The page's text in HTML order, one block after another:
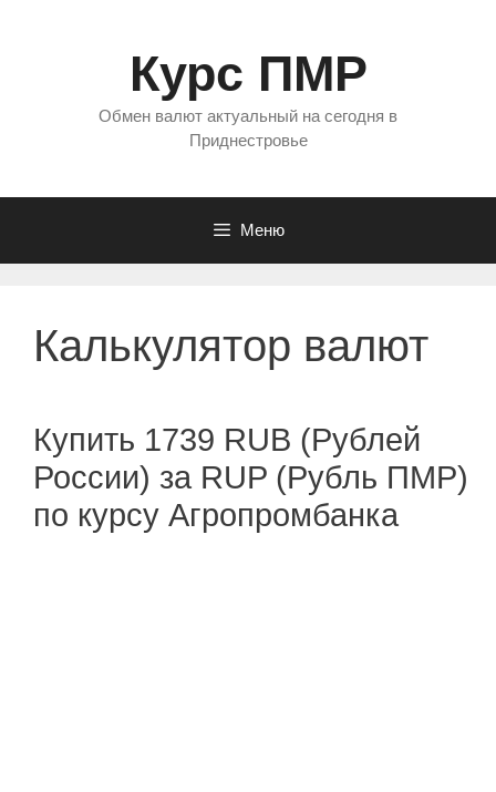
Курс ПМР
Обмен валют актуальный на сегодня в
Приднестровье
Меню
Калькулятор валют
Купить 1739 RUB (Рублей
России) за RUP (Рубль ПМР)
по курсу Агропромбанка